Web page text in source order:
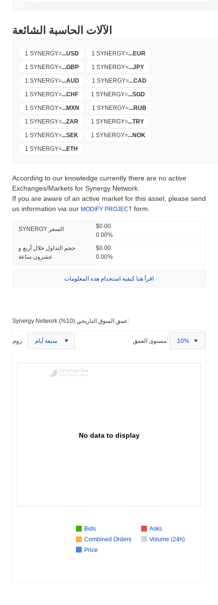
الآلات الحاسبة الشائعة
1 SYNERGY=...USD 1 SYNERGY=...EUR
1 SYNERGY=...GBP 1 SYNERGY=...JPY
1 SYNERGY=...AUD 1 SYNERGY=...CAD
1 SYNERGY=...CHF 1 SYNERGY=...SGD
1 SYNERGY=...MXN 1 SYNERGY=...RUB
1 SYNERGY=...ZAR 1 SYNERGY=...TRY
1 SYNERGY=...SEK 1 SYNERGY=...NOK
1 SYNERGY=...ETH
According to our knowledge currently there are no active
Exchanges/Markets for Synergy Network.
If you are aware of an active market for this asset, please send
us information via our MODIFY PROJECT form.
SYNERGY السعر
$0.00
0.00%
حجم التداول خلال أربع و
عشرون ساعة
$0.00
0.00%
اقرأ هنا كيفية استخدام هذه المعلومات
Synergy Network عمق السوق التاريخي (10%):
زوم: سبعة أيام مستوى العمق: 10%
No data to display
Bids
Asks
Combined Orders
Volume (24h)
Price